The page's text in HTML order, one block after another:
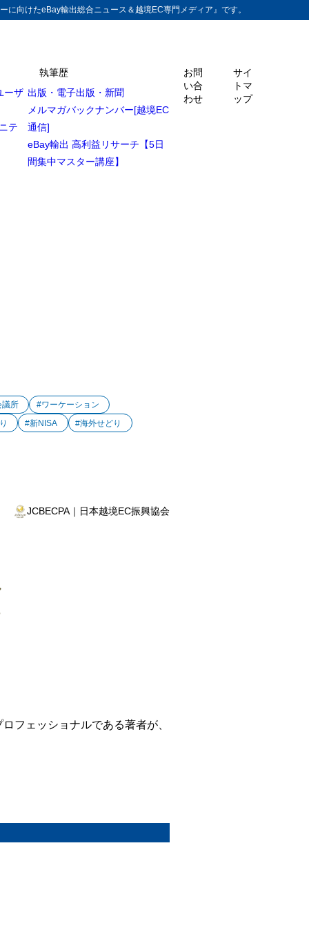
向けたeBay輸出総合ニュース＆越境EC専門メディア』です。
ーザ
テ
執筆歴
出版・電子出版・新聞
メルマガバックナンバー[越境EC
通信]
eBay輸出 高利益リサーチ【5日
間集中マスター講座】
お問
い合
わせ
サイ
トマ
ップ
議所
#ワーケーション
#新NISA
#海外せどり
JCBECPA｜日本越境EC振興協会
フェッショナルである著者が、